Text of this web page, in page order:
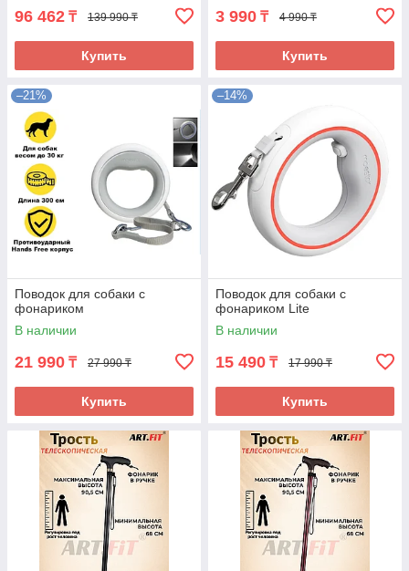
96 462 ₸ 139 990 ₸
Купить
3 990 ₸ 4 990 ₸
Купить
–21%
Поводок для собаки с
фонариком
В наличии
21 990 ₸ 27 990 ₸
Купить
–14%
Поводок для собаки с
фонариком Lite
В наличии
15 490 ₸ 17 990 ₸
Купить